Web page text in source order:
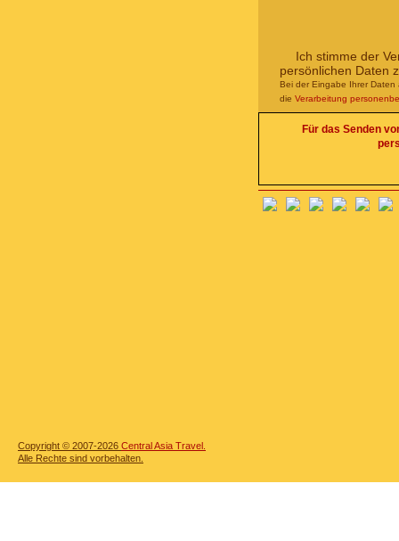
Ich stimme der
persönlichen Daten
Bei der Eingabe Ihrer Daten
die Verarbeitung
Für das Senden
Copyright © 2007-2026 Central Asia Travel.
Alle Rechte sind vorbehalten.